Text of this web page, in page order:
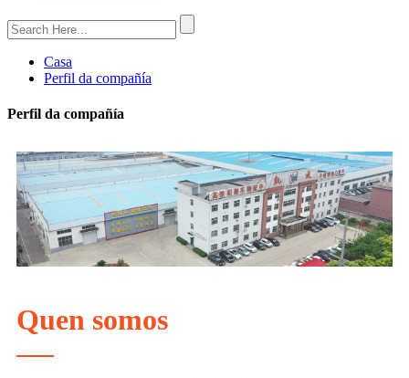
Casa
Perfil da compañía
Perfil da compañía
Quen somos